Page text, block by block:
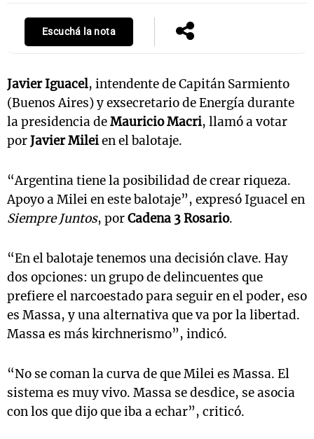
Escuchá la nota
Javier Iguacel, intendente de Capitán Sarmiento
(Buenos Aires) y exsecretario de Energía durante
la presidencia deMauricio Macri, llamó a votar
porJavier Mileien el balotaje.
“Argentina tiene la posibilidad de crear riqueza.
Apoyo a Milei en este balotaje”, expresó Iguacel en
Siempre Juntos, porCadena 3 Rosario.
“En el balotaje tenemos una decisión clave. Hay
dos opciones: un grupo de delincuentes que
prefiere el narcoestado para seguir en el poder, eso
es Massa, y una alternativa que va por la libertad.
Massa es más kirchnerismo”, indicó.
“No se coman la curva de que Milei es Massa. El
sistema es muy vivo. Massa se desdice, se asocia
con los que dijo que iba a echar”, criticó.